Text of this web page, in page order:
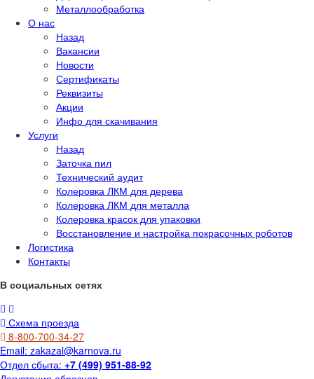
Металлообработка
О нас
Назад
Вакансии
Новости
Сертификаты
Реквизиты
Акции
Инфо для скачивания
Услуги
Назад
Заточка пил
Технический аудит
Колеровка ЛКМ для дерева
Колеровка ЛКМ для металла
Колеровка красок для упаковки
Восстановление и настройка покрасочных роботов
Логистика
Контакты
В социальных сетях
Схема проезда
8-800-700-34-27
Email: zakazal@karnova.ru
Отдел сбыта: +7 (499) 951-88-92